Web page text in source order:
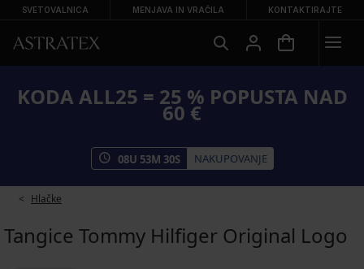
SVETOVALNICA MENJAVA IN VRAČILA KONTAKTIRAJTE
KODA ALL25 = 25 % POPUSTA NAD
60 €
08U 53M 30S NAKUPOVANJE
Hlačke
Tangice Tommy Hilfiger Original Logo